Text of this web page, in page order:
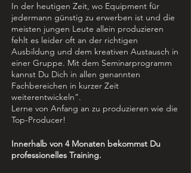
In der heutigen Zeit, wo Equipment für
jedermann günstig zu erwerben ist und die
meisten jungen Leute allein produzieren
fehlt es leider oft an der richtigen
Ausbildung und dem kreativen Austausch in
einer Gruppe. Mit dem Seminarprogramm
kannst Du Dich in allen genannten
Fachbereichen in kurzer Zeit
weiterentwickeln”.
Lerne von Anfang an zu produzieren wie die
Top-Producer!
Innerhalb von 4 Monaten bekommst Du
professionelles Training.